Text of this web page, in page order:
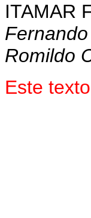
ITAMAR
Romildo
Este